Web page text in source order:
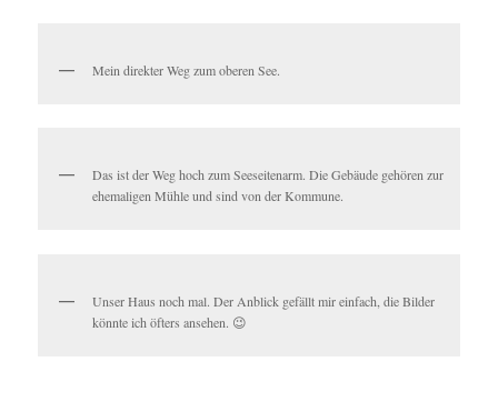
Mein direkter Weg zum oberen See.
Das ist der Weg hoch zum Seeseitenarm. Die Gebäude gehören zur
ehemaligen Mühle und sind von der Kommune.
Unser Haus noch mal. Der Anblick gefällt mir einfach, die Bilder
könnte ich öfters ansehen. 😉